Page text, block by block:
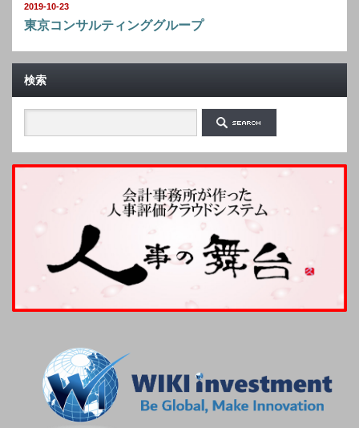
2019-10-23
東京コンサルティンググループ
検索